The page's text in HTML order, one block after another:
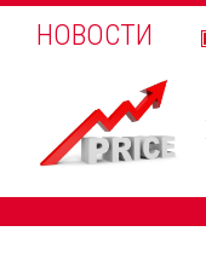
НОВОСТИ